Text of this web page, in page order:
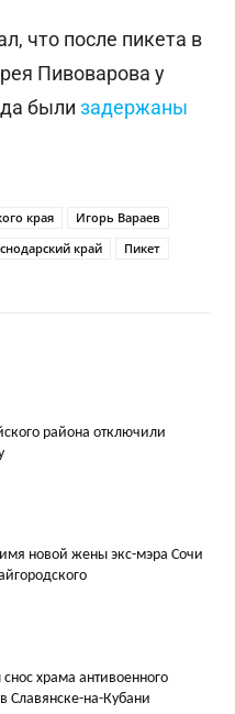
что после пикета в
Пивоварова у
были задержаны
края
Игорь Вараев
край Пикет
района отключили
новой жены экс-мэра Сочи
снос храма антивоенного
Славянске-на-Кубани